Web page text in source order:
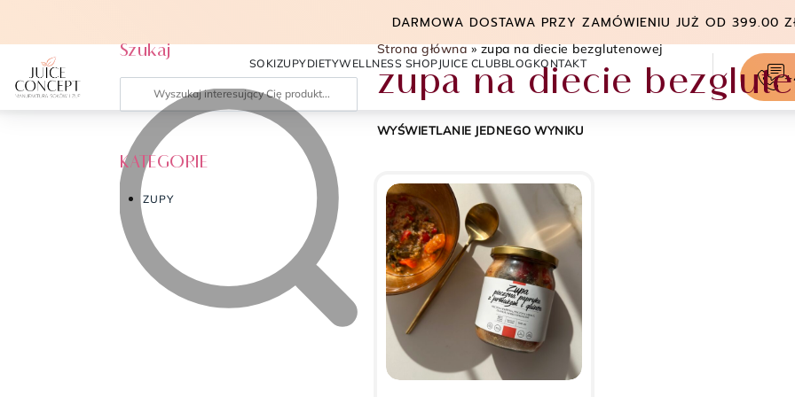
DARMOWA DOSTAWA PRZY ZAMÓWIENIU JUŻ OD 399.00
SOKIZUPYDIETYWELLNESS SHOP JUICE CLUBBLOG KONTAKT
Szukaj
KATEGORIE
ZUPY
Strona główna»zupa na diecie bezglutenowej
zupa na diecie
WYŚWIETLANIE JEDNEGO WYNIKU